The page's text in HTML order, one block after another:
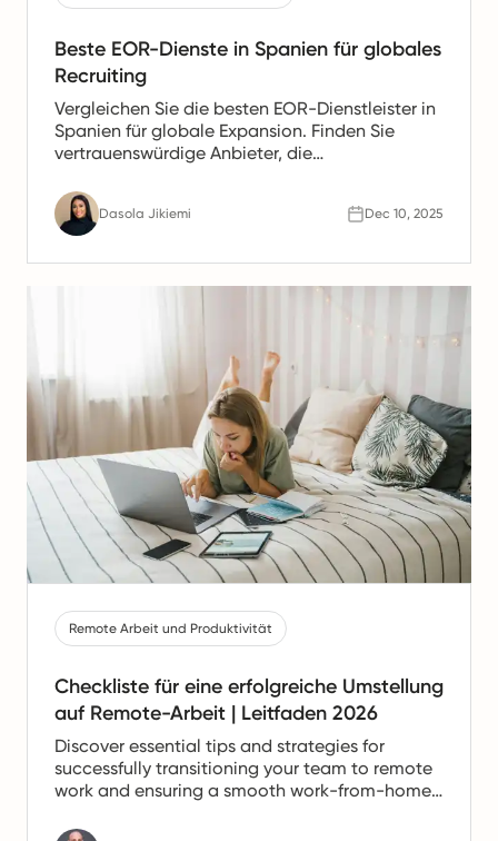
Beste EOR-Dienste in Spanien für globales
Recruiting
Vergleichen Sie die besten EOR-Dienstleister in
Spanien für globale Expansion. Finden Sie
vertrauenswürdige Anbieter, die
Unterstützung für spanische Teams anbieten.
Dasola Jikiemi Dec 10, 2025
Remote Arbeit und Produktivität
Checkliste für eine erfolgreiche Umstellung
auf Remote-Arbeit | Leitfaden 2026
Discover essential tips and strategies for
successfully transitioning your team to remote
work and ensuring a smooth work-from-home